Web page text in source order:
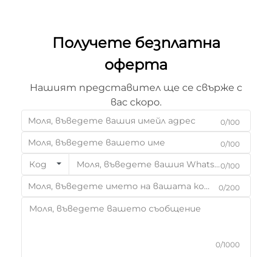
Получете безплатна
оферта
Нашият представител ще се свърже с
вас скоро.
0/100
0/100
Код 0/100
0/200
0/1000